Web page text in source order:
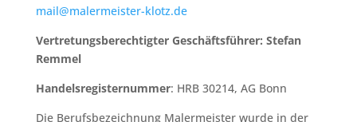
mail@malermeister-klotz.de
Vertretungsberechtigter Geschäftsführer: Stefan
Remmel
Handelsregisternummer: HRB 30214, AG Bonn
Die Berufsbezeichnung Malermeister wurde in der